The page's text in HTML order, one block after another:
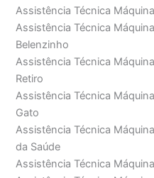
Assistência Técnica
Assistência Técnica
Belenzinho
Assistência Técnica
Retiro
Assistência Técnica
Gato
Assistência Técnica
da Saúde
Assistência Técnica